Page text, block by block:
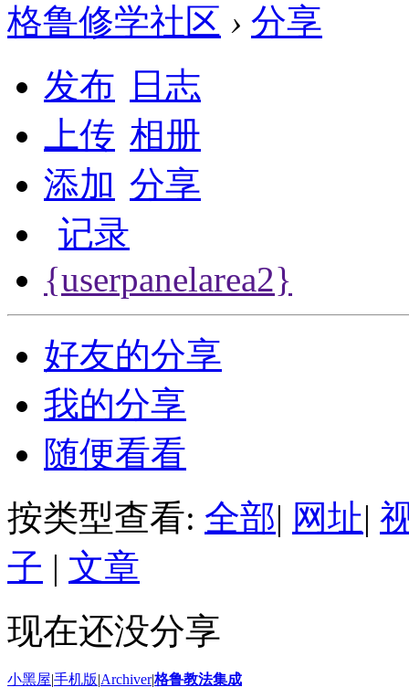
格鲁修学社区 › 分享
发布
日志
上传 相册
添加 分享
记录
{userpanelarea2}
好友的分享
我的分享
随便看看
按类型查看: 全部| 网址|
子 | 文章
现在还没分享
小黑屋|手机版|Archiver|格鲁教法集成